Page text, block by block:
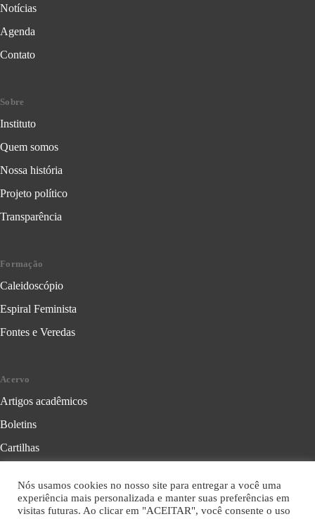
Notícias
Agenda
Contato
Sobre
Instituto
Quem somos
Nossa história
Projeto político
Transparência
Formação
Caleidoscópio
Espiral Feminista
Fontes e Veredas
Acervo
Artigos acadêmicos
Boletins
Cartilhas
Folhetos
Nós usamos cookies no nosso site para entregar a você uma
experiência mais personalizada e manter suas preferências em
visitas futuras. Ao clicar em "ACEITAR", você consente o uso